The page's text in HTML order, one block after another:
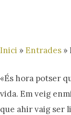
Inici »Entrades »
«És hora potser
vida. Em veig
que ahir vaig ser